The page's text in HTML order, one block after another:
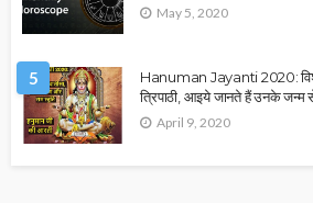
May 5, 2020
5
Hanuman Jayanti 2020:
त्रिपाठी, आइये जानते हैं उनके जन्म से
April 9, 2020